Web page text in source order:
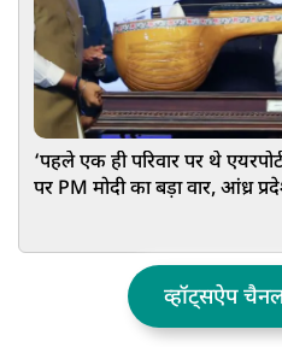
‘पहले एक ही परिवार पर थे
पर PM मोदी का बड़ा वार, आंध्र
व्हॉट्सऐप